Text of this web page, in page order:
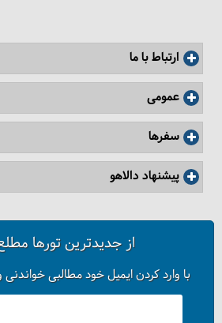
ارتباط با ما
عمومی
سفرها
پیشنهاد دالاهو
از جدیدترین تورها
با وارد کردن ایمیل خود مطالبی